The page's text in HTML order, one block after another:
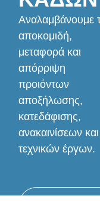
Αναλαμβάνουμε
αποκομιδή,
μεταφορά και
απόρριψη
προιόντων
αποξήλωσης,
κατεδάφισης,
ανακαινίσεων και
τεχνικών έργων.